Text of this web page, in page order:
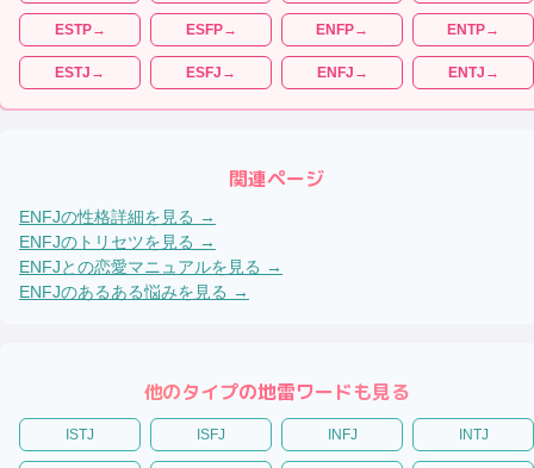
ESTP→ ESFP→ ENFP→ ENTP→
ESTJ → ESFJ → ENFJ → ENTJ →
関連ページ
ENFJの性格詳細を見る →
ENFJのトリセツを見る →
ENFJとの恋愛マニュアルを見る →
ENFJのあるある悩みを見る →
他のタイプの地雷ワードも見る
ISTJ ISFJ INFJ INTJ